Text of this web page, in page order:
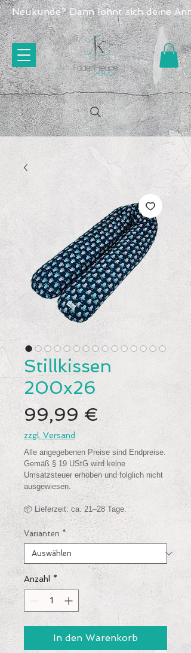
Neukunde? Dann lohnt sich deine
Stillkissen
200x26
99,99 €Preis
zzgl. Versand
Varianten *
Anzahl *
In den Warenkorb